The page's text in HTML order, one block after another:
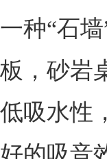
一种“石
板，砂岩
低吸水性
好的吸音